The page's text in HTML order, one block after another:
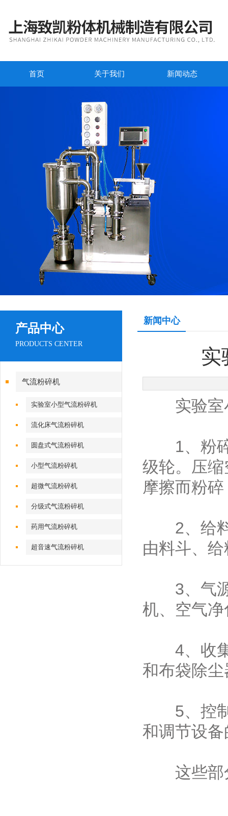
首页 关于我们 新闻动态
产品中心
PRODUCTS CENTER
气流粉碎机
实验室小型气流粉碎机
流化床气流粉碎机
圆盘式气流粉碎机
小型气流粉碎机
超微气流粉碎机
分级式气流粉碎机
药用气流粉碎机
超音速气流粉碎机
新闻中心
实
实验室小
‌1、粉碎
级轮。压
摩擦而粉
‌2、给料
由料斗、
‌3、气源
机、空气
‌4、收集
和布袋除
‌5、控制
和调节设
这些部分